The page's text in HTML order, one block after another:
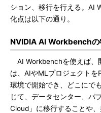
ション、移行を行える。AI
化点は以下の通り。
NVIDIA AI Workbenchの
AI Workbenchを使えば、
は、AIやMLプロジェクト
環境で開始でき、どこにで
じて、データセンター、パ
Cloud」に移行することや